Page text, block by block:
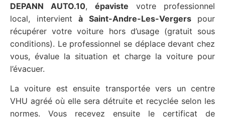
DEPANN AUTO.10, épaviste votre professionnel
local, intervient à Saint-Andre-Les-Vergerspour
récupérer votre voiture hors d’usage (gratuit sous
conditions). Le professionnel se déplace devant chez
vous, évalue la situation et charge la voiture pour
l’évacuer.
La voiture est ensuite transportée vers un centre
VHU agréé où elle sera détruite et recyclée selon les
normes. Vous recevez ensuite le certificat de